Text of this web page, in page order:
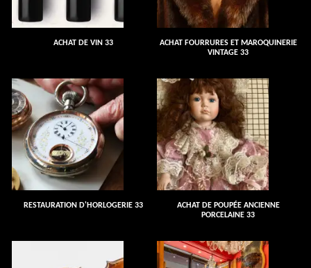
ACHAT DE VIN 33
ACHAT FOURRURES ET MAROQUINERIE
VINTAGE 33
RESTAURATION D'HORLOGERIE 33
ACHAT DE POUPÉE ANCIENNE
PORCELAINE 33